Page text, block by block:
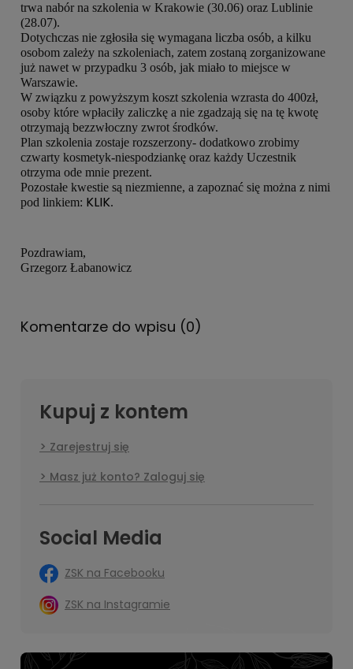
trwa nabór na szkolenia w Krakowie (30.06) oraz Lublinie
(28.07).
Dotychczas nie zgłosiła się wymagana liczba osób, a kilku
osobom zależy na szkoleniach, zatem zostaną zorganizowane
już nawet w przypadku 3 osób, jak miało to miejsce w
Warszawie.
W związku z powyższym koszt szkolenia wzrasta do 400zł,
osoby które wpłaciły zaliczkę a nie zgadzają się na tę kwotę
otrzymają bezzwłoczny zwrot środków.
Plan szkolenia zostaje rozszerzony- dodatkowo zrobimy
czwarty kosmetyk-niespodziankę oraz każdy Uczestnik
otrzyma ode mnie prezent.
Pozostałe kwestie są niezmienne, a zapoznać się można z nimi
pod linkiem: KLIK.
Pozdrawiam,
Grzegorz Łabanowicz
Komentarze do wpisu (0)
Kupuj z kontem
Zarejestruj się
Masz już konto? Zaloguj się
Social Media
ZSK na Facebooku
ZSK na Instagramie